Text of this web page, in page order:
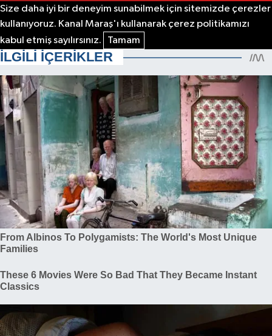
Size daha iyi bir deneyim sunabilmek için sitemizde çerezler
kullanıyoruz. Kanal Maraş'ı kullanarak çerez politikamızı
kabul etmiş sayılırsınız.
Tamam